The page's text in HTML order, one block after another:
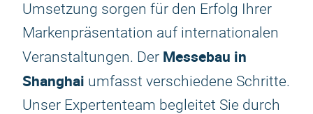
Umsetzung sorgen für den Erfolg Ihrer
Markenpräsentation auf internationalen
Veranstaltungen. Der Messebau in
Shanghai umfasst verschiedene Schritte.
Unser Expertenteam begleitet Sie durch